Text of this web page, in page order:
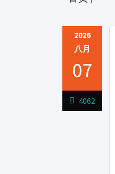
2026
八月
07
4062